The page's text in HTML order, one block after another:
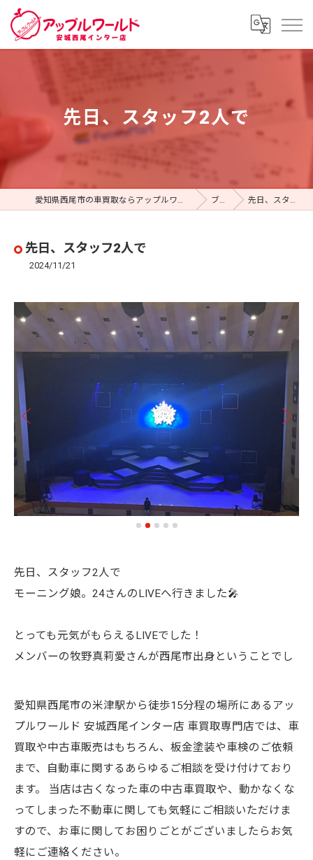
先日、スタッフ2人で
愛知県西尾市の車買取ならアップルワールド 安城西尾インター店 ブログ 先日、スタッフ2人で
先日、スタッフ2人で
2024/11/21
先日、スタッフ2人で
モーニング娘。24さんのLIVEへ行きました🎤
とっても元気がもらえるLIVEでした！
メンバーの牧野真莉愛さんが西尾市出身ということでし
愛知県西尾市の米津駅から徒歩15分程の場所にあるアッ
プルワールド 安城西尾インター店 車買取専門店では、車
買取や中古車販売はもちろん、板金塗装や車検のご依頼
まで、自動車に関するあらゆるご相談を受け付けており
ます。 当店は古くなった車の中古車買取や、動かなくな
ってしまった不動車に関しても気軽にご相談いただけま
すので、お車に関してお困りごとがございましたらお気
軽にご連絡ください。